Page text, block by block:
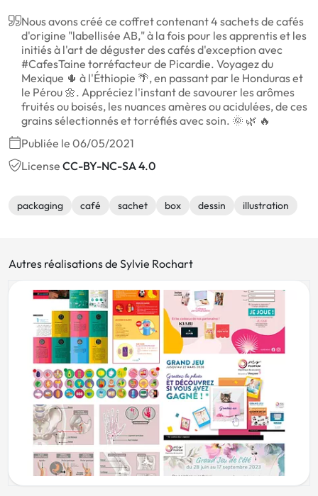
Nous avons créé ce coffret contenant 4 sachets de cafés
d'origine "labellisée AB," à la fois pour les apprentis et les
initiés à l'art de déguster des cafés d'exception avec
#CafesTaine torréfacteur de Picardie. Voyagez du
Mexique 🌵 à l'Éthiopie 🌴, en passant par le Honduras et
le Pérou 🌼. Appréciez l'instant de savourer les arômes
fruités ou boisés, les nuances amères ou acidulées, de ces
grains sélectionnés et torréfiés avec soin. 🌞 🌿 🔥
Publiée le 06/05/2021
License CC-BY-NC-SA 4.0
packaging café sachet box dessin illustration
Autres réalisations de Sylvie Rochart